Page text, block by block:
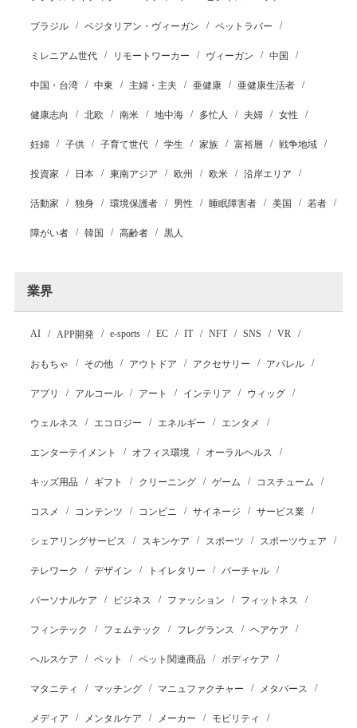
ブラジル ベジタリアン・ヴィーガン ペットラバー
ミレニアム世代 リモートワーカー ヴィーガン 中国
中国・台湾 中東 主婦・主夫 亜健康 亜健康生活者
健康志向 北欧 南米 地中海 多忙人 夫婦 女性
妊婦 子供 子育て世代 学生 家族 富裕層 戦争地域
投資家 日本 東南アジア 欧州 欧米 沿岸エリア
活動家 独身 環境保護者 男性 睡眠障害者 美国 若者
障がい者 韓国 高齢者 黒人
業界
AI APP開発 e-sports EC IT NFT SNS VR
おもちゃ その他 アウトドア アクセサリー アパレル
アプリ アルコール アート インテリア ウィッグ
ウェルネス エコロジー エネルギー エンタメ
エンターテイメント オフィス環境 オーラルヘルス
キッズ用品 ギフト クリーニング ゲーム コスチューム
コスメ コンテンツ コンビニ サイネージ サービス業
シェアリングサービス スキンケア スポーツ スポーツウェア
テレワーク デザイン トイレタリー バーチャル
パーソナルケア ビジネス ファッション フィットネス
フィンテック フェムテック フレグランス ヘアケア
ヘルスケア ペット ペット関連商品 ボディケア
マタニティ マッチング マニュファクチャー メタバース
メディア メンタルケア メーカー モビリティ